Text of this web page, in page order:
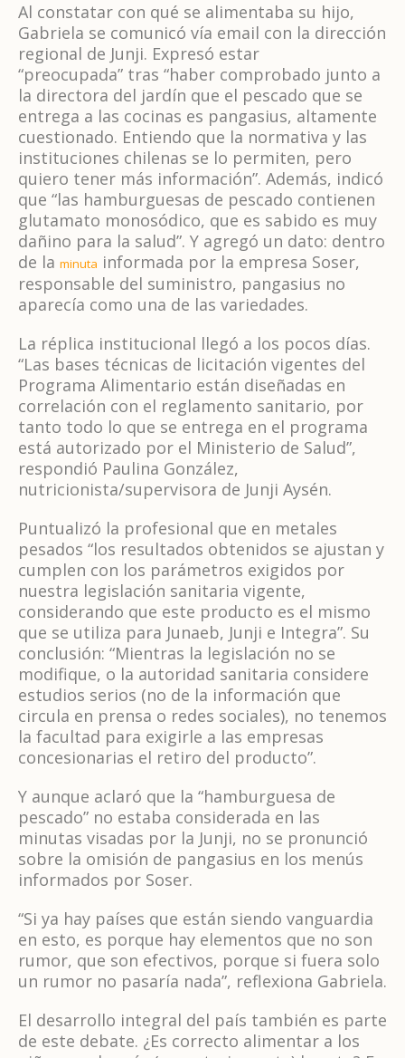
Al constatar con qué se alimentaba su hijo,
Gabriela se comunicó vía email con la dirección
regional de Junji. Expresó estar
“preocupada” tras “haber comprobado junto a
la directora del jardín que el pescado que se
entrega a las cocinas es pangasius, altamente
cuestionado. Entiendo que la normativa y las
instituciones chilenas se lo permiten, pero
quiero tener más información”. Además, indicó
que “las hamburguesas de pescado contienen
glutamato monosódico, que es sabido es muy
dañino para la salud”. Y agregó un dato: dentro
de la minuta informada por la empresa Soser,
responsable del suministro, pangasius no
aparecía como una de las variedades.
La réplica institucional llegó a los pocos días.
“Las bases técnicas de licitación vigentes del
Programa Alimentario están diseñadas en
correlación con el reglamento sanitario, por
tanto todo lo que se entrega en el programa
está autorizado por el Ministerio de Salud”,
respondió Paulina González,
nutricionista/supervisora de Junji Aysén.
Puntualizó la profesional que en metales
pesados “los resultados obtenidos se ajustan y
cumplen con los parámetros exigidos por
nuestra legislación sanitaria vigente,
considerando que este producto es el mismo
que se utiliza para Junaeb, Junji e Integra”. Su
conclusión: “Mientras la legislación no se
modifique, o la autoridad sanitaria considere
estudios serios (no de la información que
circula en prensa o redes sociales), no tenemos
la facultad para exigirle a las empresas
concesionarias el retiro del producto”.
Y aunque aclaró que la “hamburguesa de
pescado” no estaba considerada en las
minutas visadas por la Junji, no se pronunció
sobre la omisión de pangasius en los menús
informados por Soser.
“Si ya hay países que están siendo vanguardia
en esto, es porque hay elementos que no son
rumor, que son efectivos, porque si fuera solo
un rumor no pasaría nada”, reflexiona Gabriela.
El desarrollo integral del país también es parte
de este debate. ¿Es correcto alimentar a los